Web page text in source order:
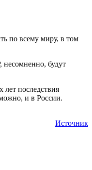
по всему миру, в том
несомненно, будут
последствия
и в России.
Источник